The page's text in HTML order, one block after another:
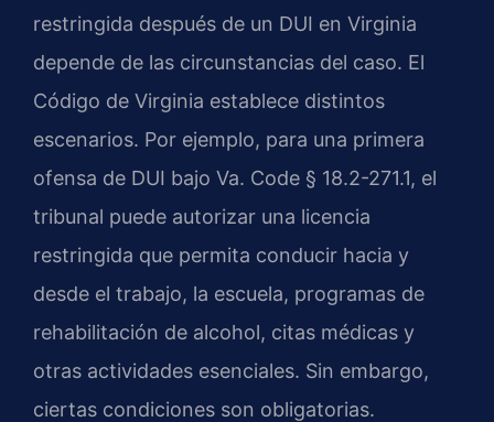
restringida después de un DUI en Virginia
depende de las circunstancias del caso. El
Código de Virginia establece distintos
escenarios. Por ejemplo, para una primera
ofensa de DUI bajo Va. Code § 18.2-271.1, el
tribunal puede autorizar una licencia
restringida que permita conducir hacia y
desde el trabajo, la escuela, programas de
rehabilitación de alcohol, citas médicas y
otras actividades esenciales. Sin embargo,
ciertas condiciones son obligatorias.